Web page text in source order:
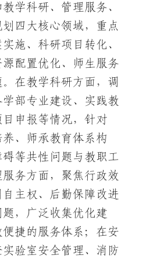
学科研、管理服务、
四大核心领域，重点
施、科研项目转化、
配置优化、师生服务
在教学科研方面，调
部专业建设、实践教
申报等情况，针对
、师承教育体系构
等共性问题与教职工
务方面，聚焦行政效
主权、后勤保障改进
，广泛收集优化建
捷的服务体系；在安
验室安全管理、消防